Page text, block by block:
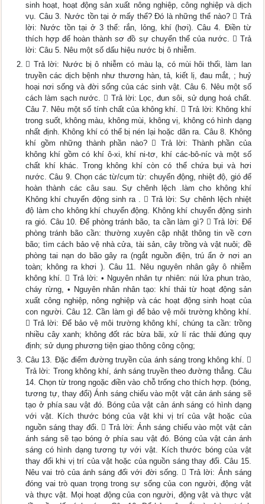
sinh hoạt, hoạt động sản xuất nông nghiệp, công nghiệp và dịch
vụ. Câu 3. Nước tồn tại ở mấy thể? Đó là những thể nào?  Trả
lời: Nước tồn tại ở 3 thể: rắn, lỏng, khí (hơi). Câu 4. Điền từ
thích hợp để hoàn thành sơ đồ sự chuyển thể của nước.  Trả
lời: Câu 5. Nêu một số dấu hiệu nước bị ô nhiễm.
 Trả lời: Nước bị ô nhiễm có màu lạ, có mùi hôi thối, làm lan
truyền các dịch bệnh như thương hàn, tả, kiết lị, đau mắt, ; huỷ
hoại nơi sống và đời sống của các sinh vật. Câu 6. Nêu một số
cách làm sạch nước.  Trả lời: Lọc, đun sôi, sử dụng hoá chất.
Câu 7. Nêu một số tính chất của không khí.  Trả lời: Không khí
trong suốt, không màu, không mùi, không vị, không có hình dạng
nhất định. Không khí có thể bị nén lại hoặc dãn ra. Câu 8. Không
khí gồm những thành phần nào?  Trả lời: Thành phần của
không khí gồm có khí ô-xi, khí ni-tơ, khí các-bô-níc và một số
chất khí khác. Trong không khí còn có thể chứa bụi và hơi
nước. Câu 9. Chọn các từ/cụm từ: chuyển động, nhiệt độ, gió để
hoàn thành các câu sau. Sự chênh lệch .làm cho không khí
Không khí chuyển động sinh ra .  Trả lời: Sự chênh lệch nhiệt
độ làm cho không khí chuyển động. Không khí chuyển động sinh
ra gió. Câu 10. Để phòng tránh bão, ta cần làm gì?  Trả lời: Để
phòng tránh bão cần: thường xuyên cập nhật thông tin về cơn
bão; tìm cách bảo vệ nhà cửa, tài sản, cây trồng và vật nuôi; đề
phòng tai nạn do bão gây ra (ngắt nguồn điện, trú ẩn ở nơi an
toàn; không ra khơi ). Câu 11. Nêu nguyên nhân gây ô nhiễm
không khí.  Trả lời: • Nguyên nhân tự nhiên: núi lửa phun trào,
cháy rừng, • Nguyên nhân nhân tạo: khí thải từ hoạt động sản
xuất công nghiệp, nông nghiệp và các hoạt động sinh hoạt của
con người. Câu 12. Cần làm gì để bảo vệ môi trường không khí.
 Trả lời: Để bảo vệ môi trường không khí, chúng ta cần: trồng
nhiều cây xanh; không đốt rác bừa bãi, xử lí rác thải đúng quy
định; sử dụng phương tiện giao thông công cộng;
Câu 13. Đặc điểm đường truyền của ánh sáng trong không khí. 
Trả lời: Trong không khí, ánh sáng truyền theo đường thẳng. Câu
14. Chọn từ trong ngoặc điền vào chỗ trống cho thích hợp. (bóng,
tương tự, thay đổi) Ánh sáng chiếu vào một vật cản ánh sáng sẽ
tạo ở phía sau vật đó. Bóng của vật cản ánh sáng có hình dạng
với vật. Kích thước bóng của vật khi vị trí của vật hoặc của
nguồn sáng thay đổi.  Trả lời: Ánh sáng chiếu vào một vật cản
ánh sáng sẽ tạo bóng ở phía sau vật đó. Bóng của vật cản ánh
sáng có hình dạng tương tự với vật. Kích thước bóng của vật
thay đổi khi vị trí của vật hoặc của nguồn sáng thay đổi. Câu 15.
Nêu vai trò của ánh sáng đối với đời sống.  Trả lời: Ánh sáng
đóng vai trò quan trọng trong sự sống của con người, động vật
và thực vật. Mọi hoạt động của con người, động vật và thực vật